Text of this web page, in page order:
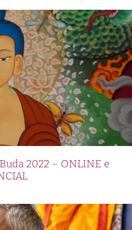
2022 – ONLINE e